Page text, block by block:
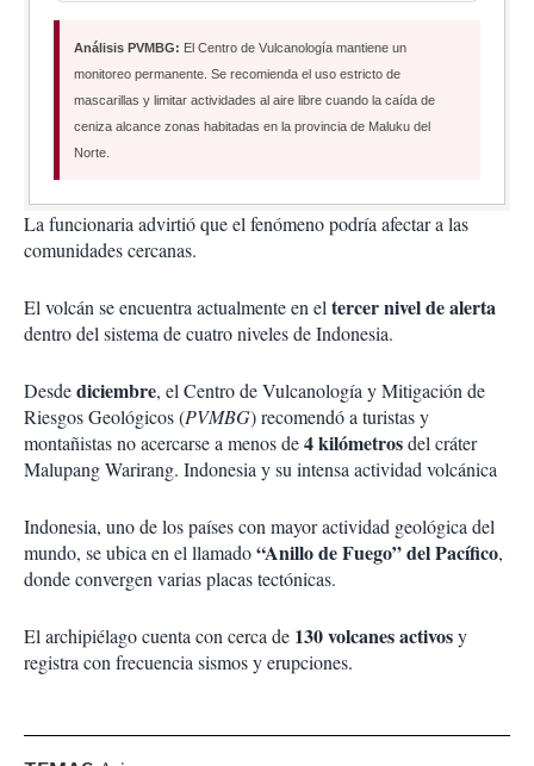
Análisis PVMBG: El Centro de Vulcanología mantiene un
monitoreo permanente. Se recomienda el uso estricto de
mascarillas y limitar actividades al aire libre cuando la caída de
ceniza alcance zonas habitadas en la provincia de Maluku del
Norte.
La funcionaria advirtió que el fenómeno podría afectar a las
comunidades cercanas.
El volcán se encuentra actualmente en el tercer nivel de alerta
dentro del sistema de cuatro niveles de Indonesia.
Desdediciembre, el Centro de Vulcanología y Mitigación de
Riesgos Geológicos (PVMBG) recomendó a turistas y
montañistas no acercarse a menos de4 kilómetrosdel cráter
Malupang Warirang. Indonesia y su intensa actividad volcánica
Indonesia, uno de los países con mayor actividad geológica del
mundo, se ubica en el llamado“Anillo de Fuego” del Pacífico,
donde convergen varias placas tectónicas.
El archipiélago cuenta con cerca de 130 volcanes activosy
registra con frecuencia sismos y erupciones.